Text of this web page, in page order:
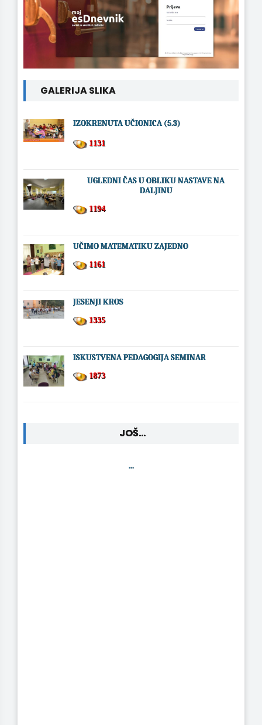
GALERIJA SLIKA
IZOKRENUTA UČIONICA (5.3)
1131
UGLEDNI ČAS U OBLIKU NASTAVE NA
DALJINU
1194
UČIMO MATEMATIKU ZAJEDNO
1161
JESENJI KROS
1335
ISKUSTVENA PEDAGOGIJA SEMINAR
1873
JOŠ...
...